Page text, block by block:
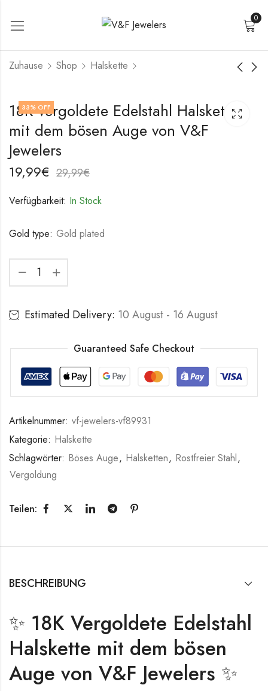
0
Zuhause Shop Halskette
Halskette aus 18K
vergoldetem
Edelstahl von V&F
Jewelers
19,99€ 29,99
Herz-Halskette aus
18K vergoldetem
Edelstahl von V&F
Jewelers
18,99€
33% OFF
18K vergoldete Edelstahl Halskette
mit dem bösen Auge von V&F
Jewelers
19,99€ 29,99€
Verfügbarkeit: In Stock
Gold type: Gold plated
Estimated Delivery: 10 August - 16 August
Guaranteed Safe Checkout
Artikelnummer: vf-jewelers-vf89931
Kategorie: Halskette
Schlagwörter: Böses Auge, Halsketten, Rostfreier Stahl,
Vergoldung
Teilen:
BESCHREIBUNG
✨ 18K Vergoldete Edelstahl
Halskette mit dem bösen
Auge von V&F Jewelers ✨